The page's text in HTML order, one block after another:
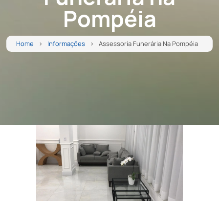
Pompéia
Home Informações Assessoria Funerária Na Pompéia